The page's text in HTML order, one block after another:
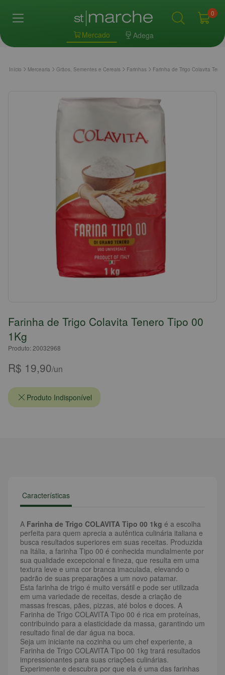
Mercado Adega
0
Início Mercearia Grãos, Sementes e Cereais Farinhas Farinha de Trigo Colavita
Farinha de Trigo Colavita Tenero Tipo 00
1Kg
Produto: 20032968
R$ 19,90/un
Produto Indisponível
Características
A Farinha de Trigo COLAVITA Tipo 00 1kg é a escolha
perfeita para quem aprecia a autêntica culinária italiana e
busca resultados superiores em suas receitas. Produzida
na Itália, a farinha Tipo 00 é conhecida mundialmente por
sua qualidade excepcional e fineza, que resulta em uma
textura leve e uma cor branca imaculada, elevando o
padrão de suas preparações a um novo patamar.
Esta farinha de trigo é muito versátil e pode ser utilizada
em uma variedade de receitas, desde a criação de
massas frescas, pães, pizzas, até bolos e doces. A
Farinha de Trigo COLAVITA Tipo 00 é rica em proteínas,
contribuindo para a elasticidade da massa, garantindo um
resultado final de dar água na boca.
Seja um iniciante na cozinha ou um chef experiente, a
Farinha de Trigo COLAVITA Tipo 00 1kg trará resultados
impressionantes para suas criações culinárias.
Experimente e descubra por que ela é uma das farinhas